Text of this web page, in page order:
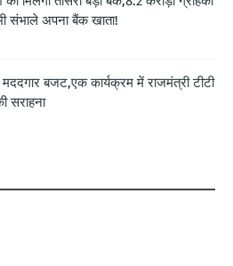
संभाले अपना बैंक खाता!
बजट,एक कार्यक्रम में राजमंत्री टीटी
सराहना